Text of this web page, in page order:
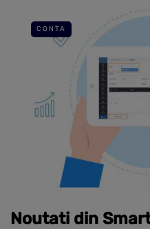
CONTA
Noutati din